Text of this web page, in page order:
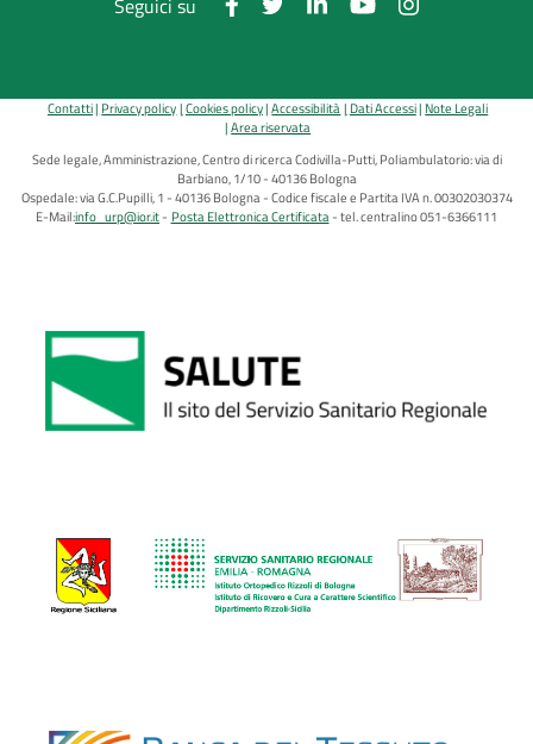
Seguici su
Contatti Privacy policy Cookies policy Accessibilità Dati Accessi Note Legali
Area riservata
Sede legale, Amministrazione, Centro di ricerca Codivilla-Putti, Poliambulatorio: via di
Barbiano, 1/10 - 40136 Bologna
Ospedale: via G.C.Pupilli, 1 - 40136 Bologna - Codice fiscale e Partita IVA n. 00302030374
E-Mail:info_urp@ior.it Posta Elettronica Certificata tel. centralino 051-6366111